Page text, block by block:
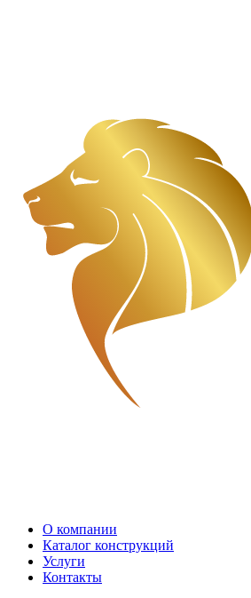
О компании
Каталог конструкций
Услуги
Контакты